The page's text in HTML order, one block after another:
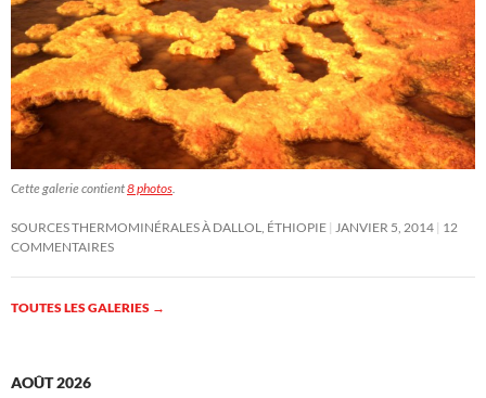
Cette galerie contient8 photos.
SOURCES THERMOMINÉRALES À DALLOL, ÉTHIOPIE JANVIER 5, 2014 12
COMMENTAIRES
TOUTES LES GALERIES →
AOÛT 2026